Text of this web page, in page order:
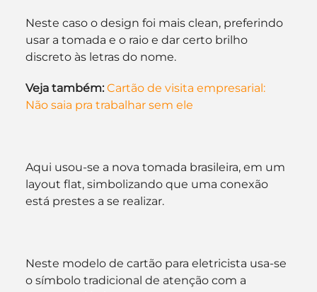
Neste caso o design foi mais clean, preferindo
usar a tomada e o raio e dar certo brilho
discreto às letras do nome.
Veja também: Cartão de visita empresarial:
Não saia pra trabalhar sem ele
Aqui usou-se a nova tomada brasileira, em um
layout flat, simbolizando que uma conexão
está prestes a se realizar.
Neste modelo de cartão para eletricista usa-se
o símbolo tradicional de atenção com a